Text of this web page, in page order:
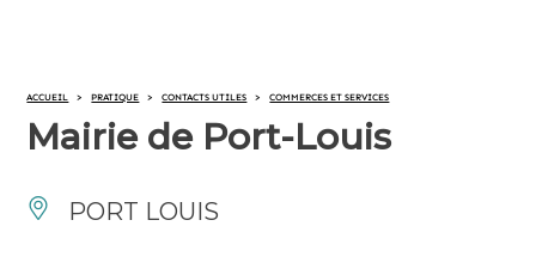
ACCUEIL > PRATIQUE > CONTACTS UTILES > COMMERCES ET SERVICES
Mairie de Port-Louis
PORT LOUIS